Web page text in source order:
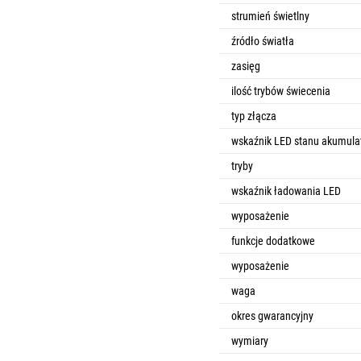
strumień świetlny
źródło światła
zasięg
ilość trybów świecenia
typ złącza
wskaźnik LED stanu
tryby
wskaźnik ładowania LED
wyposażenie
funkcje dodatkowe
wyposażenie
waga
okres gwarancyjny
wymiary